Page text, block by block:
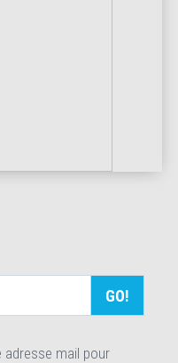
GO!
adresse mail pour